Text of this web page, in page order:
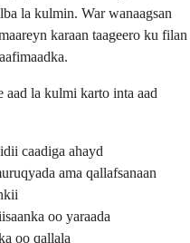
la kulmin. War wanaagsan
karaan taageero ku filan
aad la kulmi karto inta aad
caadiga ahayd
ama qallafsanaan
oo yaraada
oo qallala